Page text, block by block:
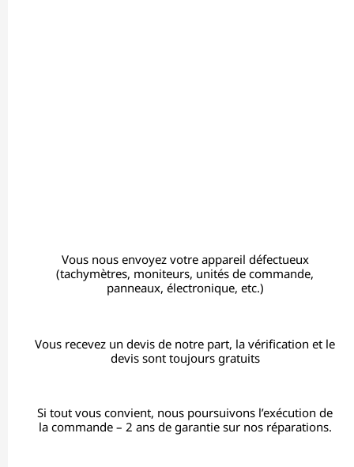
Vous nous envoyez votre appareil défectueux
(tachymètres, moniteurs, unités de commande,
panneaux, électronique, etc.)
Vous recevez un devis de notre part, la vérification et le
devis sont toujours gratuits
Si tout vous convient, nous poursuivons l’exécution de
la commande – 2 ans de garantie sur nos réparations.